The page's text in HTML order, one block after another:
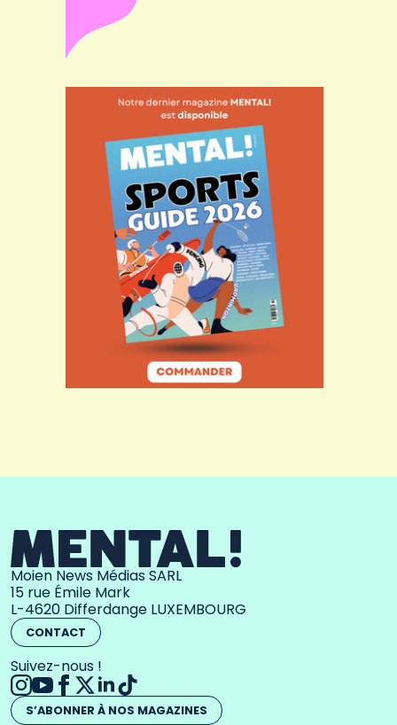
Moien News Médias SARL
15 rue Émile Mark
L-4620 Differdange LUXEMBOURG
CONTACT
Suivez-nous !
S’ABONNER À NOS MAGAZINES